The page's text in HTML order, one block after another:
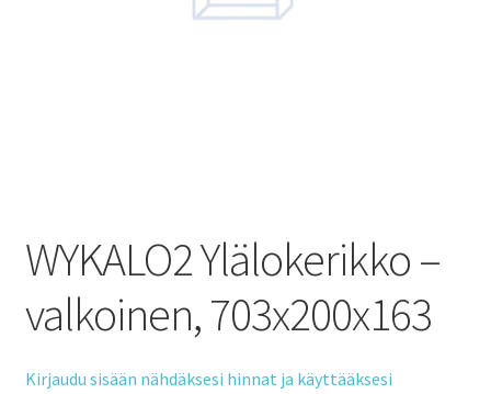
WYKALO2 Ylälokerikko –
valkoinen, 703x200x163
Kirjaudu sisään nähdäksesi hinnat ja käyttääksesi